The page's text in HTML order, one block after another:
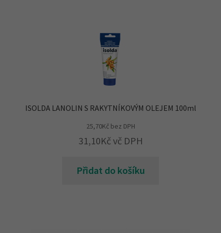
ISOLDA LANOLIN S RAKYTNÍKOVÝM OLEJEM 100ml
25,70Kčbez DPH
31,10Kč vč DPH
Přidat do košíku